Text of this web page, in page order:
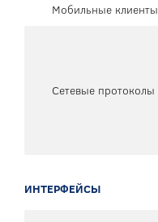
Мобильные клиенты
Сетевые протоколы
ИНТЕРФЕЙСЫ